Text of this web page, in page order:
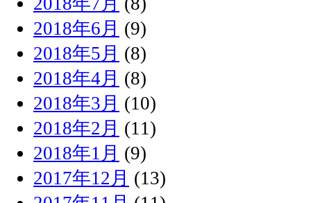
2018年6月 (9)
2018年5月 (8)
2018年4月 (8)
2018年3月 (10)
2018年2月 (11)
2018年1月 (9)
2017年12月 (13)